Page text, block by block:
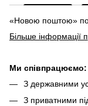
«Новою поштою» по
Більше інформації
Ми співпрацюємо:
З державними
З приватними